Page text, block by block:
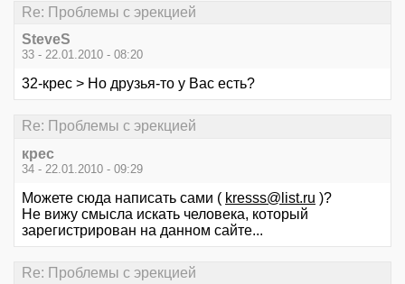
Re: Проблемы с эрекцией
SteveS
33 - 22.01.2010 - 08:20
32-крес > Но друзья-то у Вас есть?
Re: Проблемы с эрекцией
крес
34 - 22.01.2010 - 09:29
Можете сюда написать сами ( kresss@list.ru )?
Не вижу смысла искать человека, который
зарегистрирован на данном сайте...
Re: Проблемы с эрекцией